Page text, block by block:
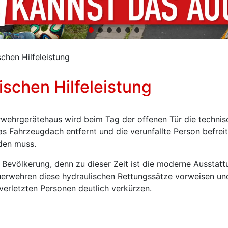
Hilfeleistung
Hilfeleistung
wird beim Tag der offenen Tür die
Fahrzeugdach entfernt und die verunfallte Person
muss.
denn zu dieser Zeit ist die moderne
diese hydraulischen Rettungssätze vorweisen
Personen deutlich verkürzen.